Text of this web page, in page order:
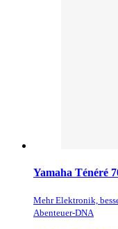
Yamaha Ténéré
Mehr Elektronik,
Abenteuer-DNA